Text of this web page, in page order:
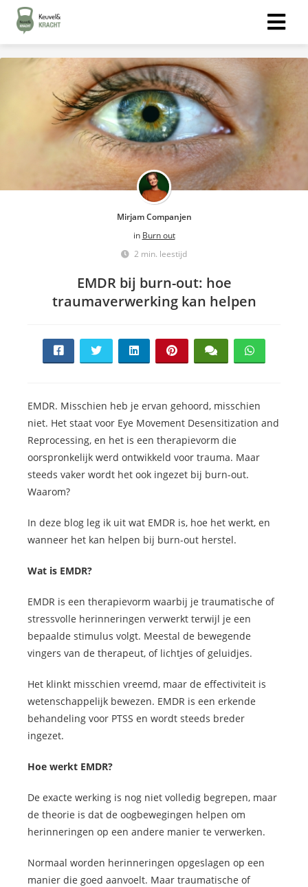
Mirjam Companjen
in Burn out
2 min. leestijd
EMDR bij burn-out: hoe
traumaverwerking kan helpen
EMDR. Misschien heb je ervan gehoord, misschien
niet. Het staat voor Eye Movement Desensitization and
Reprocessing, en het is een therapievorm die
oorspronkelijk werd ontwikkeld voor trauma. Maar
steeds vaker wordt het ook ingezet bij burn-out.
Waarom?
In deze blog leg ik uit wat EMDR is, hoe het werkt, en
wanneer het kan helpen bij burn-out herstel.
Wat is EMDR?
EMDR is een therapievorm waarbij je traumatische of
stressvolle herinneringen verwerkt terwijl je een
bepaalde stimulus volgt. Meestal de bewegende
vingers van de therapeut, of lichtjes of geluidjes.
Het klinkt misschien vreemd, maar de effectiviteit is
wetenschappelijk bewezen. EMDR is een erkende
behandeling voor PTSS en wordt steeds breder
ingezet.
Hoe werkt EMDR?
De exacte werking is nog niet volledig begrepen, maar
de theorie is dat de oogbewegingen helpen om
herinneringen op een andere manier te verwerken.
Normaal worden herinneringen opgeslagen op een
manier die goed aanvoelt. Maar traumatische of